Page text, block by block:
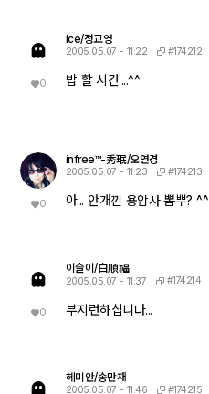
0
ice/정교영
2005.05.07 - 11:22 #174212
밥 할 시간....^^
0
infree™-秀珉/오연경
2005.05.07 - 11:23 #174213
아... 안개낀 용암사 뽐뿌? ^^
0
이슬이/白順福
2005.05.07 - 11:37 #174214
부지런하십니다...
헤미안/송만재
2005.05.07 - 11:46 #174215